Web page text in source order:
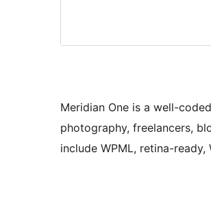
Meridian One is a well-
photography, freelancers,
include WPML, retina-